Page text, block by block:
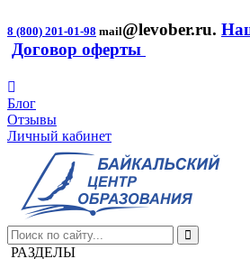
8 (800) 201-01-98 mail@levober.ru.
Договор оферты
Блог
Отзывы
Личный кабинет
РАЗДЕЛЫ